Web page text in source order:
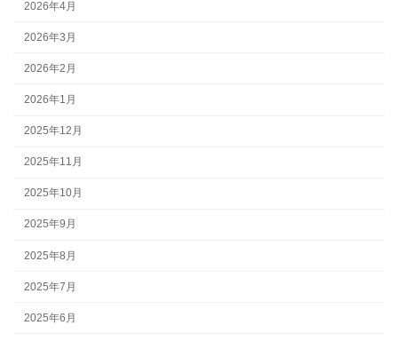
2026年4月
2026年3月
2026年2月
2026年1月
2025年12月
2025年11月
2025年10月
2025年9月
2025年8月
2025年7月
2025年6月